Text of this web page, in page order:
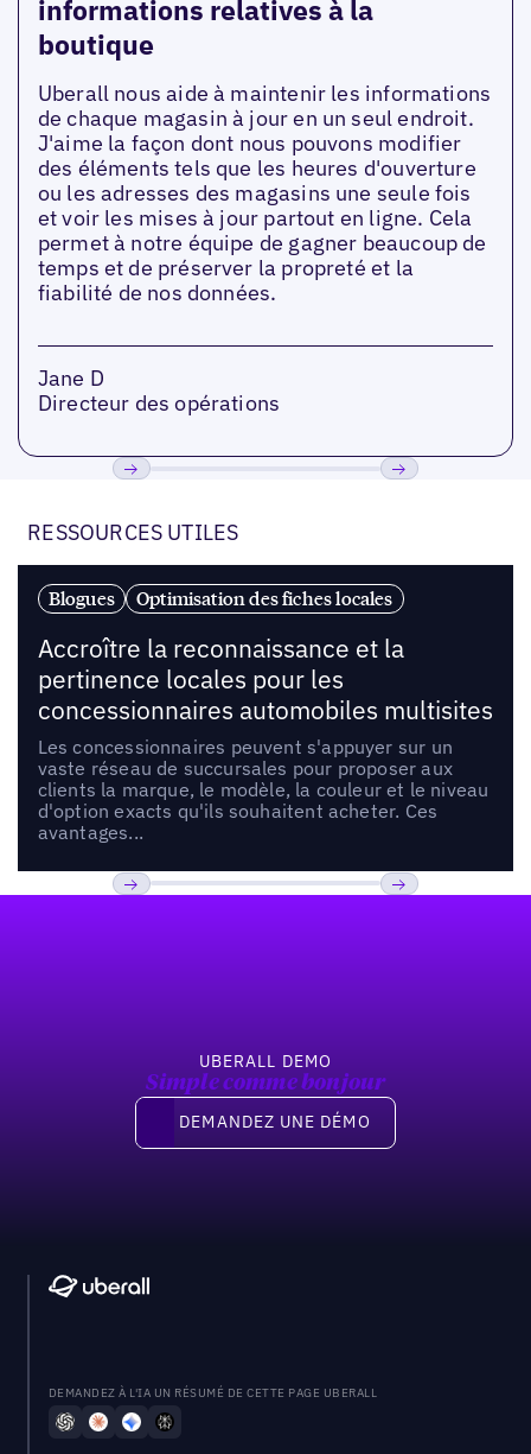
informations relatives à la
boutique
Uberall nous aide à maintenir les informations
de chaque magasin à jour en un seul endroit.
J'aime la façon dont nous pouvons modifier
des éléments tels que les heures d'ouverture
ou les adresses des magasins une seule fois
et voir les mises à jour partout en ligne. Cela
permet à notre équipe de gagner beaucoup de
temps et de préserver la propreté et la
fiabilité de nos données.
Jane D
Directeur des opérations
RESSOURCES UTILES
Blogues Optimisation des fiches locales
Accroître la reconnaissance et la
pertinence locales pour les
concessionnaires automobiles multisites
Les concessionnaires peuvent s'appuyer sur un
vaste réseau de succursales pour proposer aux
clients la marque, le modèle, la couleur et le niveau
d'option exacts qu'ils souhaitent acheter. Ces
avantages...
UBERALL DEMO
Simple comme bonjour
Demandez une démo
DEMANDEZ UNE DÉMO
DEMANDEZ À L'IA UN RÉSUMÉ DE CETTE PAGE UBERALL